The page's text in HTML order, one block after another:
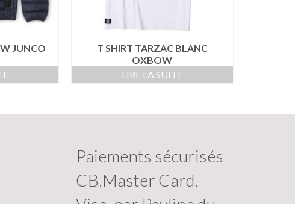
JUNCO
T SHIRT TARZAC BLANC
OXBOW
LIRE LA SUITE
Paiements sécurisés
CB,Master Card,